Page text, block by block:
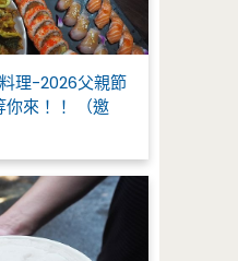
理-2026父親節
你來！！ （邀